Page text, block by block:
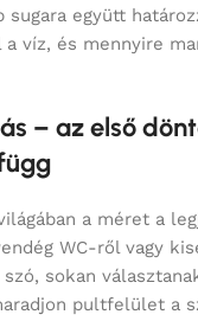
együtt
víz, és mennyire
– az első
a méret a
WC-ről vagy
sokan
pultfelület a